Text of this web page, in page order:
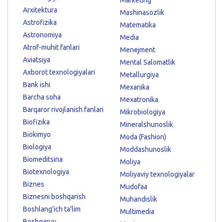
Arxitektura
Astrofizika
Astronomiya
Atrof-muhit fanlari
Aviatsiya
Axborot texnologiyalari
Bank ishi
Barcha soha
Barqaror rivojlanish fanlari
Biofizika
Biokimyo
Biologiya
Biomeditsina
Biotexnologiya
Biznes
Biznesni boshqarish
Boshlang'ich ta'lim
Mashinasozlik
Matematika
Media
Menejment
Mental Salomatlik
Metallurgiya
Mexanika
Mexatronika
Mikrobiologiya
Mineralshunoslik
Moda (Fashion)
Moddashunoslik
Moliya
Moliyaviy texnologiyalar
Mudofaa
Muhandislik
Multimedia